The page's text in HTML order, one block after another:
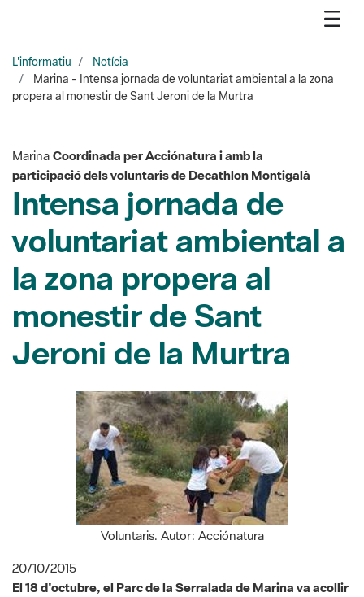
L'informatiu
Notícia
Marina - Intensa jornada de voluntariat ambiental a la zona
propera al monestir de Sant Jeroni de la Murtra
Marina Coordinada per Acciónatura i amb la
participació dels voluntaris de Decathlon Montigalà
Intensa jornada de
voluntariat ambiental a
la zona propera al
monestir de Sant
Jeroni de la Murtra
Voluntaris. Autor: Acciónatura
20/10/2015
El 18 d'octubre, el Parc de la Serralada de Marina va acollir